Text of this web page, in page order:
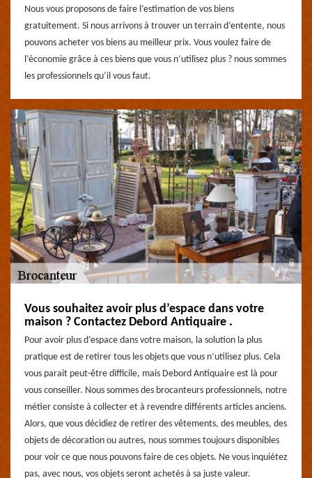
Nous vous proposons de faire l’estimation de vos biens
gratuitement. Si nous arrivons à trouver un terrain d’entente, nous
pouvons acheter vos biens au meilleur prix. Vous voulez faire de
l’économie grâce à ces biens que vous n’utilisez plus ? nous sommes
les professionnels qu’il vous faut.
Vous souhaitez avoir plus d’espace dans votre
maison ? Contactez Debord Antiquaire .
Pour avoir plus d’espace dans votre maison, la solution la plus
pratique est de retirer tous les objets que vous n’utilisez plus. Cela
vous parait peut-être difficile, mais Debord Antiquaire est là pour
vous conseiller. Nous sommes des brocanteurs professionnels, notre
métier consiste à collecter et à revendre différents articles anciens.
Alors, que vous décidiez de retirer des vêtements, des meubles, des
objets de décoration ou autres, nous sommes toujours disponibles
pour voir ce que nous pouvons faire de ces objets. Ne vous inquiétez
pas, avec nous, vos objets seront achetés à sa juste valeur.